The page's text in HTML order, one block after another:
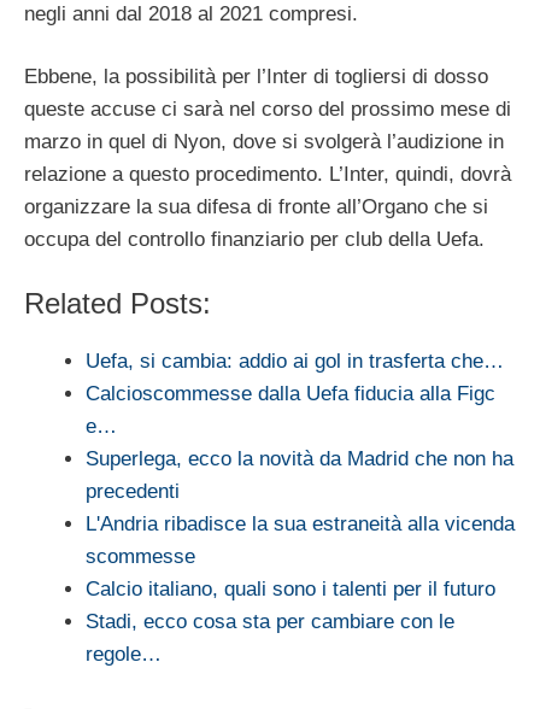
negli anni dal 2018 al 2021 compresi.
Ebbene, la possibilità per l’Inter di togliersi di dosso
queste accuse ci sarà nel corso del prossimo mese di
marzo in quel di Nyon, dove si svolgerà l’audizione in
relazione a questo procedimento. L’Inter, quindi, dovrà
organizzare la sua difesa di fronte all’Organo che si
occupa del controllo finanziario per club della Uefa.
Related Posts:
Uefa, si cambia: addio ai gol in trasferta che…
Calcioscommesse dalla Uefa fiducia alla Figc
e…
Superlega, ecco la novità da Madrid che non ha
precedenti
L'Andria ribadisce la sua estraneità alla vicenda
scommesse
Calcio italiano, quali sono i talenti per il futuro
Stadi, ecco cosa sta per cambiare con le
regole…